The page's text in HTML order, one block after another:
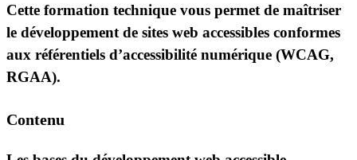
Cette formation technique vous permet de maîtriser
le développement de sites web accessibles conformes
aux référentiels d’accessibilité numérique (WCAG,
RGAA).
Contenu